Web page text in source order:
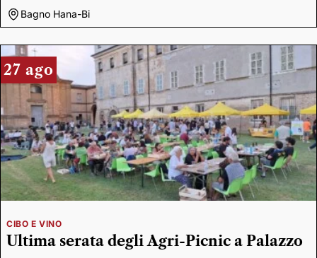
Bagno Hana-Bi
27 ago
CIBO E VINO
Ultima serata degli Agri-Picnic a Palazzo